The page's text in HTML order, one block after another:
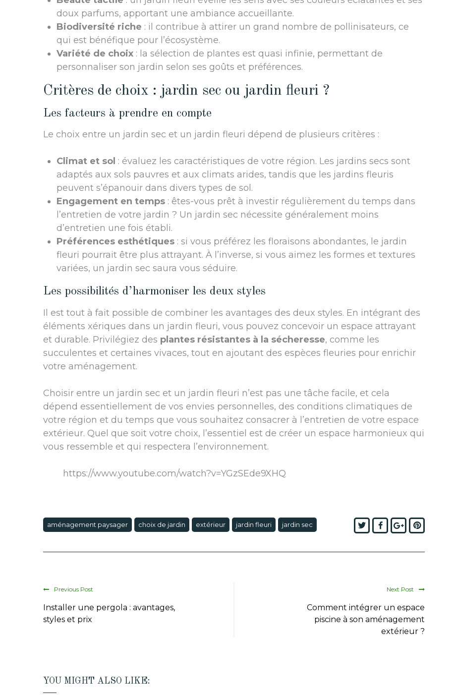
doux parfums, apportant une ambiance accueillante.
Biodiversité riche : il contribue à attirer un grand nombre de pollinisateurs, ce
qui est bénéfique pour l’écosystème.
Variété de choix : la sélection de plantes est quasi infinie, permettant de
personnaliser son jardin selon ses goûts et préférences.
Critères de choix : jardin sec ou jardin fleuri ?
Les facteurs à prendre en compte
Le choix entre un jardin sec et un jardin fleuri dépend de plusieurs critères :
Climat et sol : évaluez les caractéristiques de votre région. Les jardins secs sont
adaptés aux sols pauvres et aux climats arides, tandis que les jardins fleuris
peuvent s’épanouir dans divers types de sol.
Engagement en temps : êtes-vous prêt à investir régulièrement du temps dans
l’entretien de votre jardin ? Un jardin sec nécessite généralement moins
d’entretien une fois établi.
Préférences esthétiques : si vous préférez les floraisons abondantes, le jardin
fleuri pourrait être plus attrayant. À l’inverse, si vous aimez les formes et textures
variées, un jardin sec saura vous séduire.
Les possibilités d’harmoniser les deux styles
Il est tout à fait possible de combiner les avantages des deux styles. En intégrant des
éléments xériques dans un jardin fleuri, vous pouvez concevoir un espace attrayant
et durable. Privilégiez des plantes résistantes à la sécheresse, comme les
succulentes et certaines vivaces, tout en ajoutant des espèces fleuries pour enrichir
votre aménagement.
Choisir entre un jardin sec et un jardin fleuri n’est pas une tâche facile, et cela
dépend essentiellement de vos envies personnelles, des conditions climatiques de
votre région et du temps que vous souhaitez consacrer à l’entretien de votre espace
extérieur. Quel que soit votre choix, l’essentiel est de créer un espace harmonieux qui
vous ressemble et qui respectera l’environnement.
https://www.youtube.com/watch?v=YGzSEde9XHQ
aménagement paysager choix de jardin extérieur jardin fleuri jardin sec TwitterFacebook
Google+Pinterest
Previous Post
Installer une pergola : avantages,
styles et prix
Next Post
Comment intégrer un espace
piscine à son aménagement
extérieur ?
YOU MIGHT ALSO LIKE: